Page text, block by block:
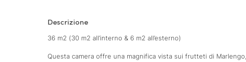
Descrizione
36 m2 (30 m2 all’interno & 6 m2 all’esterno)
Questa camera offre una magnifica vista sui frutteti di